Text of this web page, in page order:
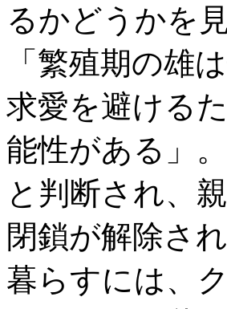
るかどうかを
「繁殖期の雄
求愛を避ける
能性がある」
と判断され、
閉鎖が解除さ
暮らすには、